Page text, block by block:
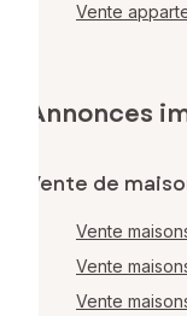
Vente
Annonces
Vente de
Vente
Vente
Vente